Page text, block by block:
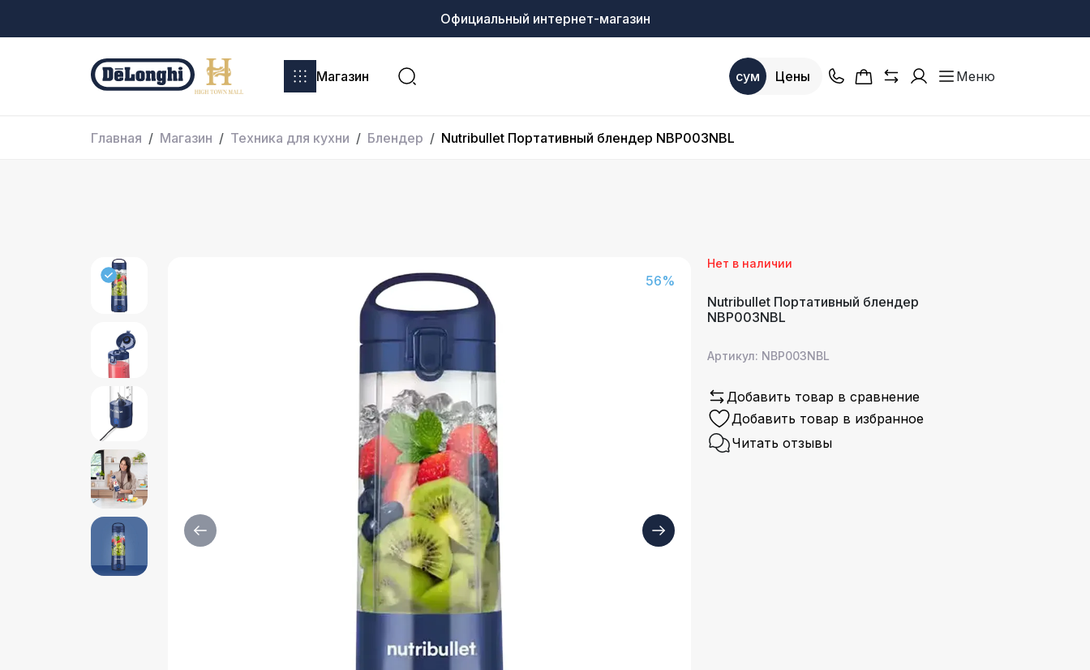
Официальный интернет-магазин
Магазин сум Цены Меню
Главная Магазин Техника для кухни Блендер Nutribullet Портативный блендер NBP003NBL
56%
Нет в наличии
Nutribullet Портативный блендер
NBP003NBL
Артикул: NBP003NBL
Добавить товар в сравнение
Добавить товар в избранное
Читать отзывы